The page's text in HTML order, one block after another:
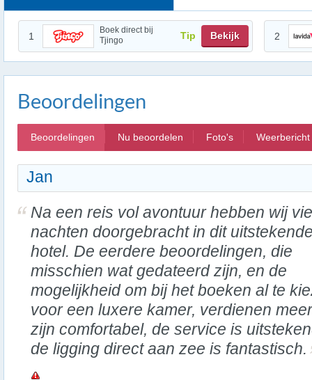
1
Boek direct bij
Tjingo
Tip Bekijk 2
Beoordelingen
Beoordelingen Nu beoordelen Foto's Weerbericht
Jan
Na een reis vol avontuur hebben wij
nachten doorgebracht in dit
hotel. De eerdere beoordelingen, die
misschien wat gedateerd zijn, en de
mogelijkheid om bij het boeken al te
voor een luxere kamer, verdienen
zijn comfortabel, de service is
de ligging direct aan zee is fantastisch.